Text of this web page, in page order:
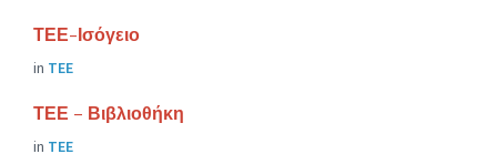
ΤΕΕ-Ισόγειο
in ΤΕΕ
ΤΕΕ – Βιβλιοθήκη
in ΤΕΕ